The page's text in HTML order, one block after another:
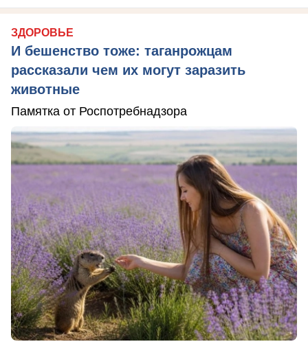
ЗДОРОВЬЕ
И бешенство тоже: таганрожцам
рассказали чем их могут заразить
животные
Памятка от Роспотребнадзора